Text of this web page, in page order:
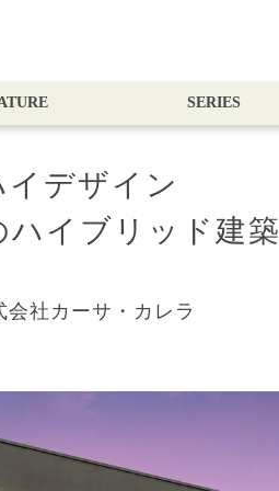
SERIES
イデザイン
イブリッド建築
社カーサ・カレラ